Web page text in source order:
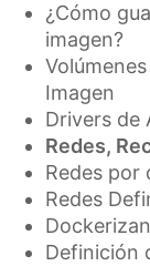
¿Cómo
imagen?
Imagen
Drivers de
Redes,
Redes por
Redes
Definición